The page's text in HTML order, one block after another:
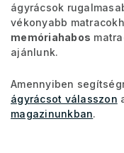
ágyrácsok
vékonyabb
memóriahabos
ajánlunk.
Amennyiben
ágyrácsot válasszon
magazinunkban.